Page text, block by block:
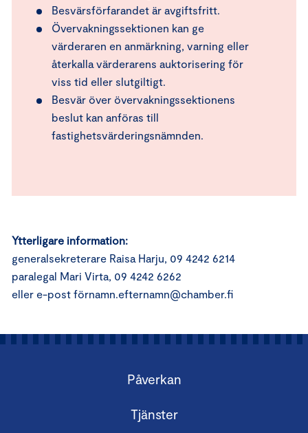
Besvärsförfarandet är avgiftsfritt.
Övervakningssektionen kan ge
värderaren en anmärkning, varning eller
återkalla värderarens auktorisering för
viss tid eller slutgiltigt.
Besvär över övervakningssektionens
beslut kan anföras till
fastighetsvärderingsnämnden.
Ytterligare information:
generalsekreterare Raisa Harju, 09 4242 6214
paralegal Mari Virta, 09 4242 6262
eller e-post förnamn.efternamn@chamber.fi
Påverkan
Tjänster